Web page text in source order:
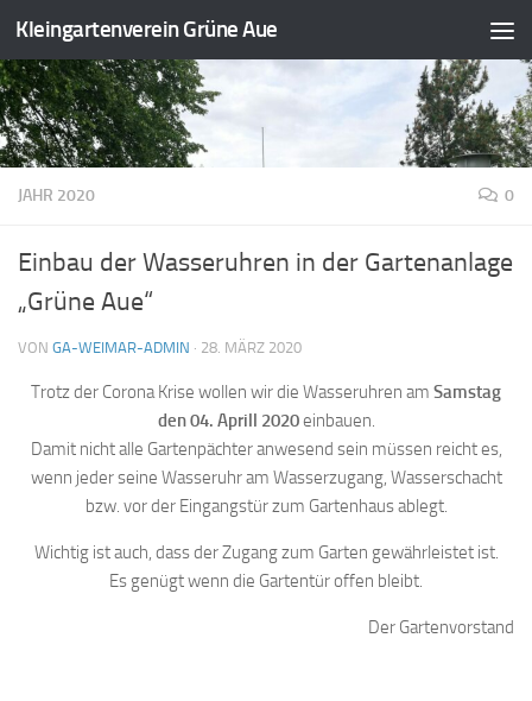
Zum Inhalt springen
Kleingartenverein Grüne Aue
JAHR 2020 0
Einbau der Wasseruhren in der Gartenanlage
„Grüne Aue“
VON GA-WEIMAR-ADMIN · 28. MÄRZ 2020
Trotz der Corona Krise wollen wir die Wasseruhren am Samstag
den 04. Aprill 2020einbauen.
Damit nicht alle Gartenpächter anwesend sein müssen reicht es,
wenn jeder seine Wasseruhr am Wasserzugang, Wasserschacht
bzw. vor der Eingangstür zum Gartenhaus ablegt.
Wichtig ist auch, dass der Zugang zum Garten gewährleistet ist.
Es genügt wenn die Gartentür offen bleibt.
Der Gartenvorstand